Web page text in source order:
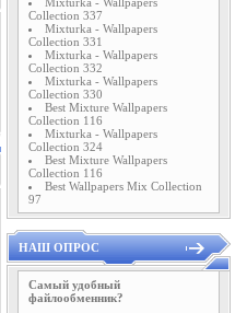
Collection 337
Mixturka - Wallpapers
Collection 331
Mixturka - Wallpapers
Collection 332
Mixturka - Wallpapers
Collection 330
Best Mixture Wallpapers
Collection 116
Mixturka - Wallpapers
Collection 324
Best Mixture Wallpapers
Collection 116
Best Wallpapers Mix Collection
97
НАШ ОПРОС
Самый удобный
файлообменник?